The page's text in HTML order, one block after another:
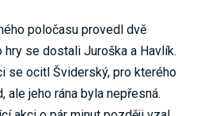
poločasu provedl dvě
hry se dostali Juroška a Havlík.
se ocitl Šviderský, pro kterého
ale jeho rána byla nepřesná.